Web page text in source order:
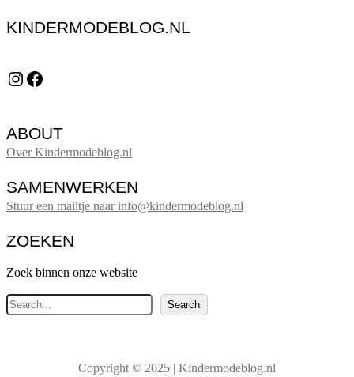
KINDERMODEBLOG.NL
Instagram Facebook
ABOUT
Over Kindermodeblog.nl
SAMENWERKEN
Stuur een mailtje naar info@kindermodeblog.nl
ZOEKEN
Zoek binnen onze website
Z
o
Search
Copyright © 2025 | Kindermodeblog.nl